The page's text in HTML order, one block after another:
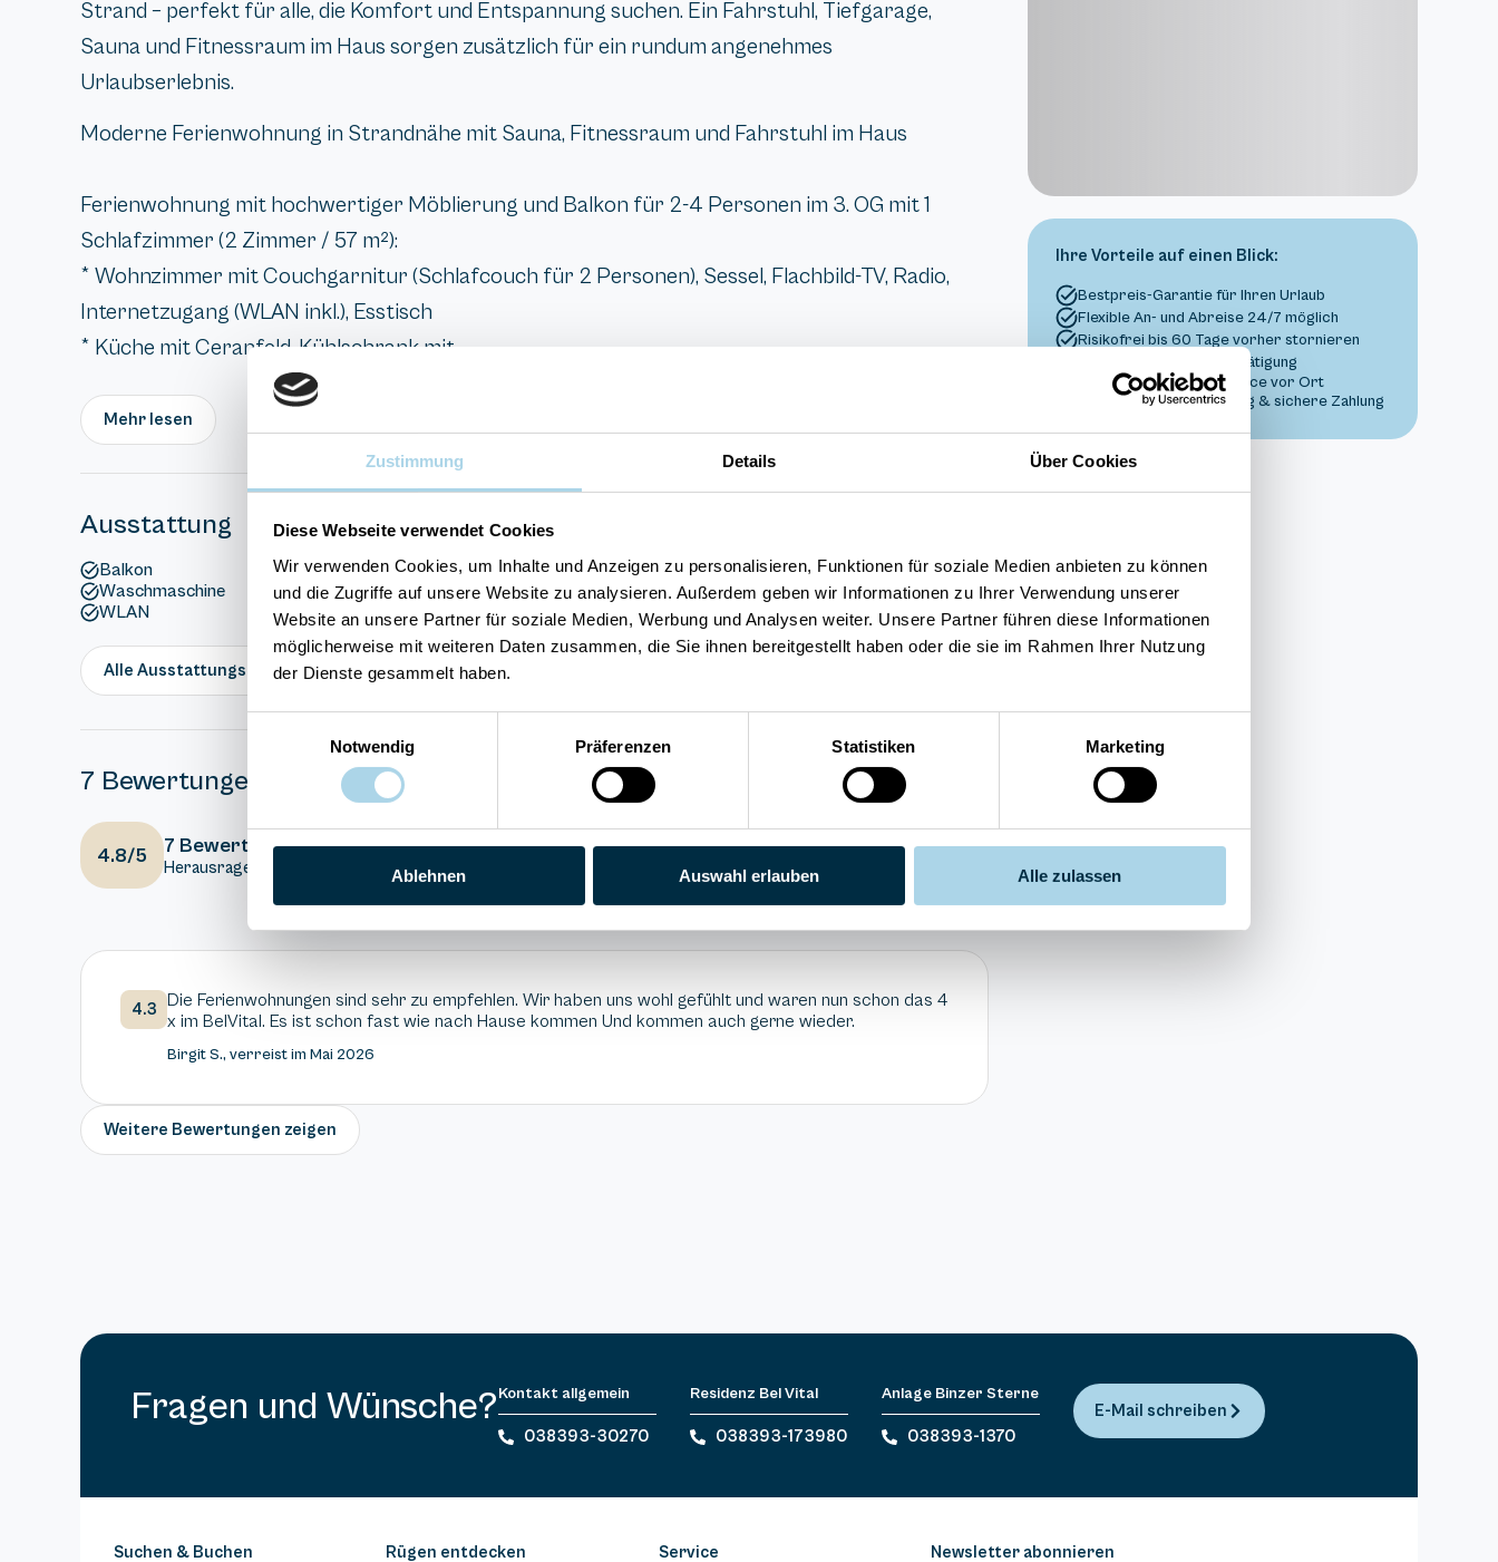
Zustimmung Details Über Cookies
Diese Webseite verwendet Cookies
Wir verwenden Cookies, um Inhalte und Anzeigen zu personalisieren, Funktionen für soziale Medien anbieten zu können
und die Zugriffe auf unsere Website zu analysieren. Außerdem geben wir Informationen zu Ihrer Verwendung unserer
Website an unsere Partner für soziale Medien, Werbung und Analysen weiter. Unsere Partner führen diese Informationen
möglicherweise mit weiteren Daten zusammen, die Sie ihnen bereitgestellt haben oder die sie im Rahmen Ihrer Nutzung
der Dienste gesammelt haben.
Notwendig
Präferenzen Statistiken Marketing
Ablehnen Auswahl erlauben Alle zulassen
Strand – perfekt für alle, die Komfort und Entspannung suchen. Ein Fahrstuhl, Tiefgarage,
Sauna und Fitnessraum im Haus sorgen zusätzlich für ein rundum angenehmes
Urlaubserlebnis.
Moderne Ferienwohnung in Strandnähe mit Sauna, Fitnessraum und Fahrstuhl im Haus
Ferienwohnung mit hochwertiger Möblierung und Balkon für 2-4 Personen im 3. OG mit 1
Schlafzimmer (2 Zimmer / 57 m²):
* Wohnzimmer mit Couchgarnitur (Schlafcouch für 2 Personen), Sessel, Flachbild-TV, Radio,
Internetzugang (WLAN inkl.), Esstisch
* Küche mit Ceranfeld, Kühlschrank mit...
Mehr lesen
Ausstattung
Balkon
Sauna
Waschmaschine
Spülmaschine
WLAN
Hunde willkommen
Alle Ausstattungsmerkmale anzeigen
7 Bewertungen
4.8/5 7 Bewertungen
Herausragend
3 Ausstattung 5 Preis/Leistung
Gesamteindruck 5 Weiterempfehlung
4.3
Die Ferienwohnungen sind sehr zu empfehlen. Wir haben uns wohl gefühlt und waren nun schon das 4
x im BelVital. Es ist schon fast wie nach Hause kommen Und kommen auch gerne wieder.
Birgit S., verreist im Mai 2026
Weitere Bewertungen zeigen
Ihre Vorteile auf einen Blick:
Bestpreis-Garantie für Ihren Urlaub
Flexible An- und Abreise 24/7 möglich
Risikofrei bis 60 Tage vorher stornieren
Sofortige Buchungsbestätigung
Persönlicher Gästeservice vor Ort
Transparente Abwicklung & sichere Zahlung
Fragen und Wünsche?Kontakt allgemein
038393-30270
Residenz Bel Vital
038393-173980
Anlage Binzer Sterne
038393-1370
E-Mail schreiben
Suchen & Buchen Rügen entdecken Service Newsletter abonnieren